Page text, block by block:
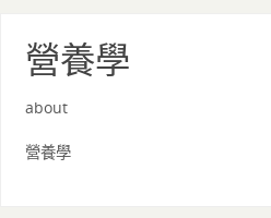
營養學
about
營養學